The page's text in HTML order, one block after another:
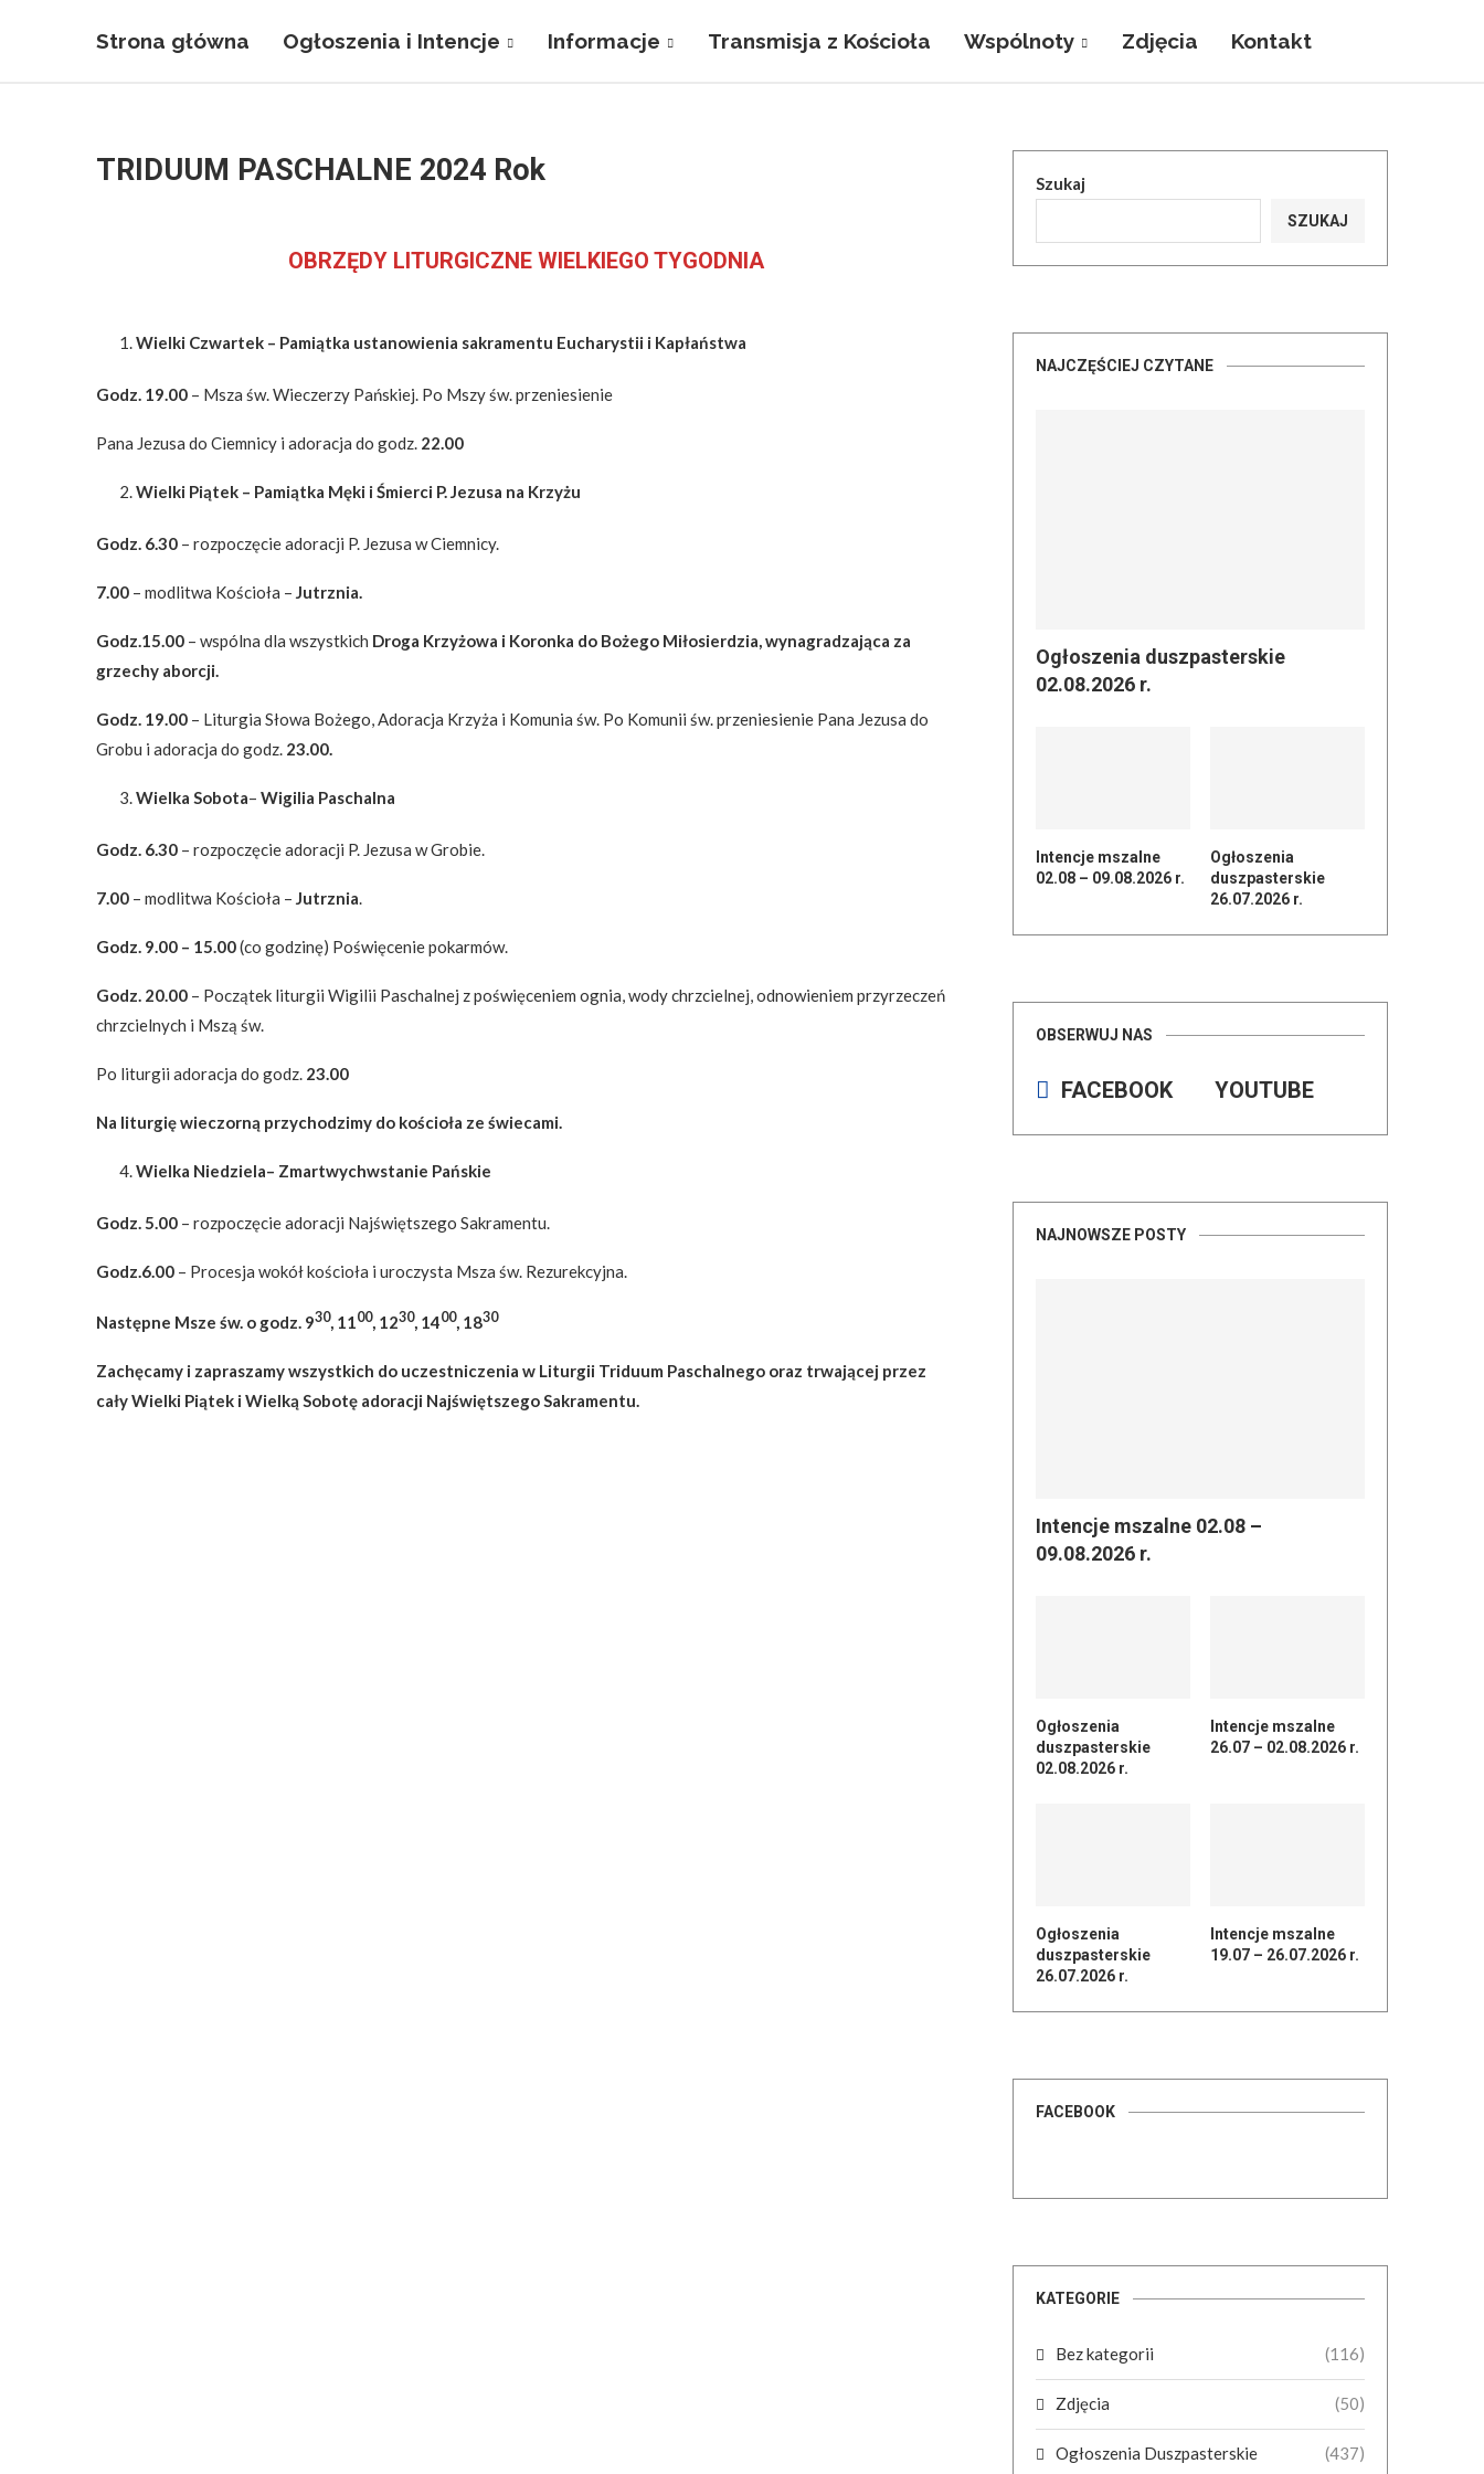
Strona główna Ogłoszenia i Intencje Informacje Transmisja z Kościoła Wspólnoty Zdjęcia Kontakt
TRIDUUM PASCHALNE 2024 Rok
OBRZĘDY LITURGICZNE WIELKIEGO TYGODNIA
Wielki Czwartek – Pamiątka ustanowienia sakramentu Eucharystii i Kapłaństwa
Godz. 19.00 – Msza św. Wieczerzy Pańskiej. Po Mszy św. przeniesienie
Pana Jezusa do Ciemnicy i adoracja do godz. 22.00
Wielki Piątek – Pamiątka Męki i Śmierci P. Jezusa na Krzyżu
Godz. 6.30 – rozpoczęcie adoracji P. Jezusa w Ciemnicy.
7.00 – modlitwa Kościoła – Jutrznia.
Godz.15.00 – wspólna dla wszystkich Droga Krzyżowa i Koronka do Bożego Miłosierdzia,wynagradzająca za
grzechy aborcji.
Godz. 19.00 – Liturgia Słowa Bożego, Adoracja Krzyża i Komunia św. Po Komunii św. przeniesienie Pana Jezusa do
Grobu i adoracja do godz. 23.00.
Wielka Sobota– Wigilia Paschalna
Godz. 6.30 – rozpoczęcie adoracji P. Jezusa w Grobie.
7.00 – modlitwa Kościoła – Jutrznia.
Godz. 9.00 – 15.00(co godzinę) Poświęcenie pokarmów.
Godz. 20.00 – Początek liturgii Wigilii Paschalnej z poświęceniem ognia, wody chrzcielnej, odnowieniem przyrzeczeń
chrzcielnych i Mszą św.
Po liturgii adoracja do godz. 23.00
Na liturgię wieczorną przychodzimy do kościoła ze świecami.
Wielka Niedziela– Zmartwychwstanie Pańskie
Godz. 5.00 – rozpoczęcie adoracji Najświętszego Sakramentu.
Godz.6.00 – Procesja wokół kościoła i uroczysta Msza św. Rezurekcyjna.
Następne Msze św. o godz. 930, 1100, 1230, 1400, 1830
Zachęcamy i zapraszamy wszystkich do uczestniczenia w Liturgii Triduum Paschalnego oraz trwającej przez
cały Wielki Piątek i Wielką Sobotę adoracji Najświętszego Sakramentu.
Szukaj
SZUKAJ
NAJCZĘŚCIEJ CZYTANE
Ogłoszenia duszpasterskie
02.08.2026 r.
Intencje mszalne
02.08 – 09.08.2026 r.
Ogłoszenia
duszpasterskie
26.07.2026 r.
OBSERWUJ NAS
FACEBOOK YOUTUBE
NAJNOWSZE POSTY
Intencje mszalne 02.08 –
09.08.2026 r.
Ogłoszenia
duszpasterskie
02.08.2026 r.
Intencje mszalne
26.07 – 02.08.2026 r.
Ogłoszenia
duszpasterskie
26.07.2026 r.
Intencje mszalne
19.07 – 26.07.2026 r.
FACEBOOK
KATEGORIE
Bez kategorii (116)
Zdjęcia (50)
Ogłoszenia Duszpasterskie (437)